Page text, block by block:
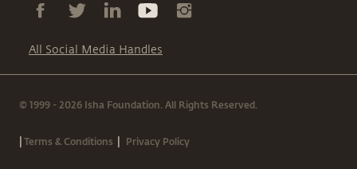
All Social Media Handles
© 1999 - 2026 Isha Foundation. All Rights Reserved.
|Terms & Conditions | Privacy Policy